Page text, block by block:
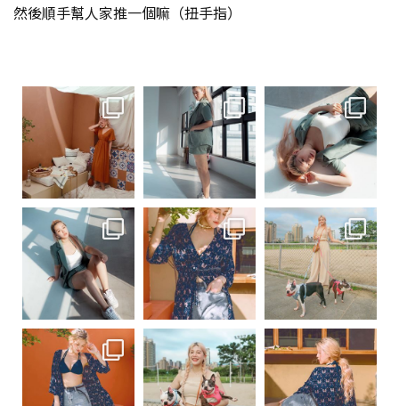
然後順手幫人家推一個嘛（扭手指）